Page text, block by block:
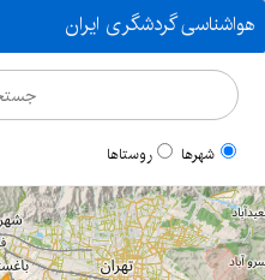
هواشناسی گردشگری ایران
شهرها روستاها